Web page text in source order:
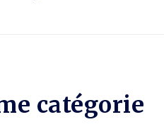
catégorie